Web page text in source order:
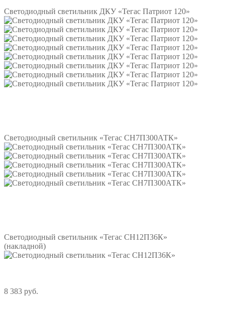
Светодиодный светильник ДКУ «Тегас Патриот 120»
Светодиодный светильник «Тегас СН7П300АТК»
Светодиодный светильник «Тегас СН12П36К»
(накладной)
8 383 руб.